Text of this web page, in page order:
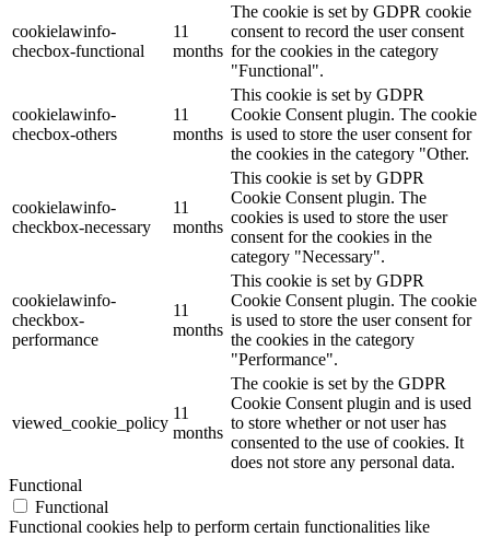
cookielawinfo-
checbox-functional
11
months
The cookie is set by GDPR cookie
consent to record the user consent
for the cookies in the category
"Functional".
cookielawinfo-
checbox-others
11
months
This cookie is set by GDPR
Cookie Consent plugin. The cookie
is used to store the user consent for
the cookies in the category "Other.
cookielawinfo-
checkbox-necessary
11
months
This cookie is set by GDPR
Cookie Consent plugin. The
cookies is used to store the user
consent for the cookies in the
category "Necessary".
cookielawinfo-
checkbox-
performance
11
months
This cookie is set by GDPR
Cookie Consent plugin. The cookie
is used to store the user consent for
the cookies in the category
"Performance".
viewed_cookie_policy
11
months
The cookie is set by the GDPR
Cookie Consent plugin and is used
to store whether or not user has
consented to the use of cookies. It
does not store any personal data.
Functional
Functional
Functional cookies help to perform certain functionalities like